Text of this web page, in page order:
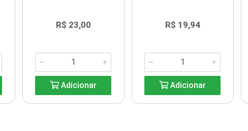
R$ 23,00
Adicionar
R$ 19,94
Adicionar